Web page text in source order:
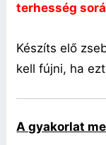
terhesség
Készíts elő
kell fújni, ha
A gyakorlat